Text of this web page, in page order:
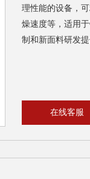
理性能的设备，
燥速度等，适用
制和新面料研发提
在线客服